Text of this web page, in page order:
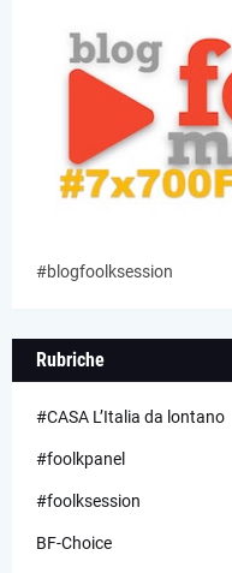
#blogfoolksession
Rubriche
#CASA L’Italia da lontano
#foolkpanel
#foolksession
BF-Choice